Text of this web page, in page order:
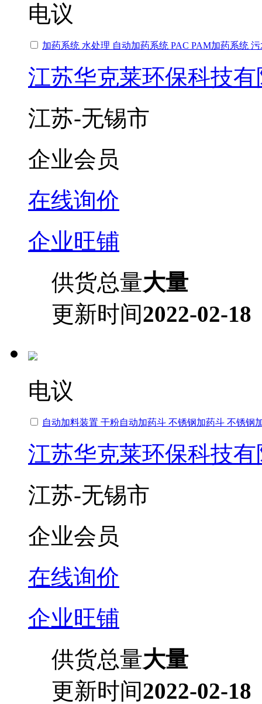
电议
加药系统 水处理 自动加药系统 PAC PAM加药系统
江苏华克莱环保科技
江苏-无锡市
企业会员
在线询价
企业旺铺
供货总量大量
更新时间2022-02-18
电议
自动加料装置 干粉自动加药斗 不锈钢加药斗 不锈钢
江苏华克莱环保科技
江苏-无锡市
企业会员
在线询价
企业旺铺
供货总量大量
更新时间2022-02-18